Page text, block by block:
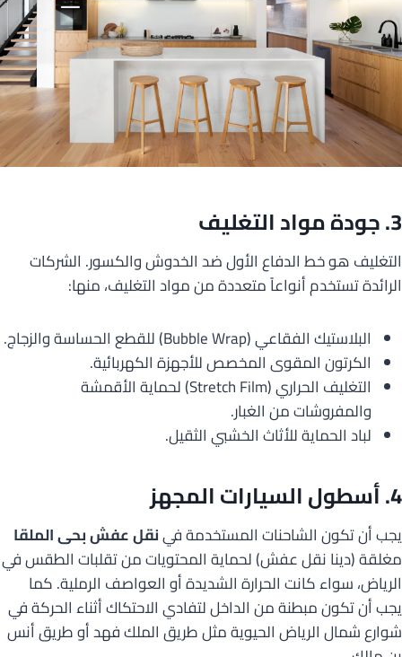
3. جودة مواد التغليف
التغليف هو خط الدفاع الأول ضد الخدوش والكسور. الشركات
الرائدة تستخدم أنواعاً متعددة من مواد التغليف، منها:
البلاستيك الفقاعي (Bubble Wrap) للقطع الحساسة والزجاج.
الكرتون المقوى المخصص للأجهزة الكهربائية.
التغليف الحراري (Stretch Film) لحماية الأقمشة
والمفروشات من الغبار.
لباد الحماية للأثاث الخشبي الثقيل.
4. أسطول السيارات المجهز
يجب أن تكون الشاحنات المستخدمة فينقل عفش بحى الملقا
مغلقة (دينا نقل عفش) لحماية المحتويات من تقلبات الطقس في
الرياض، سواء كانت الحرارة الشديدة أو العواصف الرملية. كما
يجب أن تكون مبطنة من الداخل لتفادي الاحتكاك أثناء الحركة في
شوارع شمال الرياض الحيوية مثل طريق الملك فهد أو طريق أنس